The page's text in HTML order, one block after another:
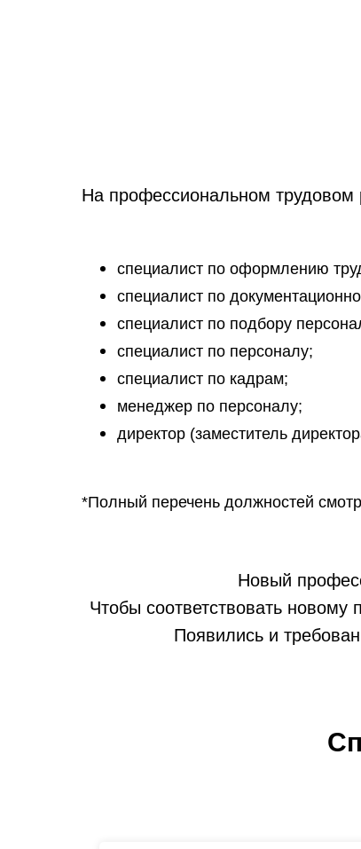
На профессиональном трудовом
специалист по оформлению
специалист по
специалист по подбору
специалист по персоналу;
специалист по кадрам;
менеджер по персоналу;
директор (заместитель
*Полный перечень должностей
Новый
Чтобы соответствовать
Появились и